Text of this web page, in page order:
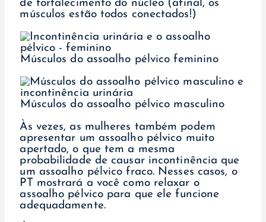
de fortalecimento do núcleo (afinal, os
músculos estão todos conectados!)
Músculos do assoalho pélvico feminino
Músculos do assoalho pélvico masculino
Às vezes, as mulheres também podem
apresentar um assoalho pélvico muito
apertado, o que tem a mesma
probabilidade de causar incontinência que
um assoalho pélvico fraco. Nesses casos, o
PT mostrará a você como relaxar o
assoalho pélvico para que ele funcione
adequadamente.